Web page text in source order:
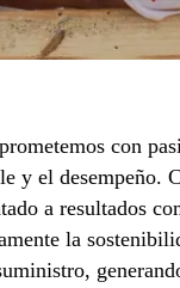
con
y el desempeño.
a resultados
la